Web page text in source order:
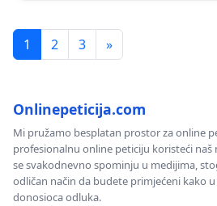
1 2 3 »
Onlinepeticija.com
Mi pružamo besplatan prostor za online
profesionalnu online peticiju koristeći naš
se svakodnevno spominju u medijima,
odličan način da budete primjećeni kako
donosioca odluka.